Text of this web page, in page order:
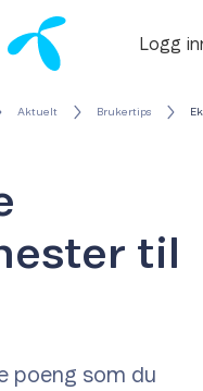
Logg
Aktuelt Brukertips
til
poeng som du